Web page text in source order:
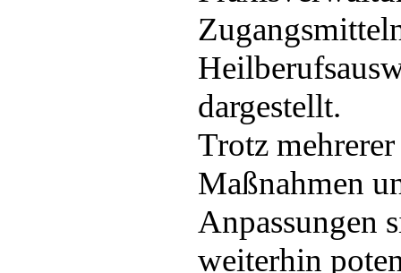
dargestellt.
Trotz
Maßnahmen
Anpassungen
weiterhin